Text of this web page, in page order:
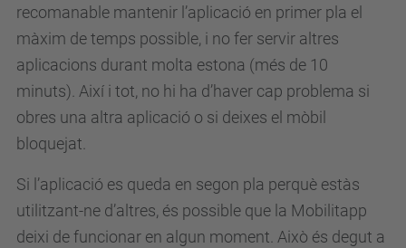
recomanable mantenir l’aplicació en primer pla el
màxim de temps possible, i no fer servir altres
aplicacions durant molta estona (més de 10
minuts). Així i tot, no hi ha d’haver cap problema si
obres una altra aplicació o si deixes el mòbil
bloquejat.
Si l’aplicació es queda en segon pla perquè estàs
utilitzant-ne d’altres, és possible que la Mobilitapp
deixi de funcionar en algun moment. Això és degut a